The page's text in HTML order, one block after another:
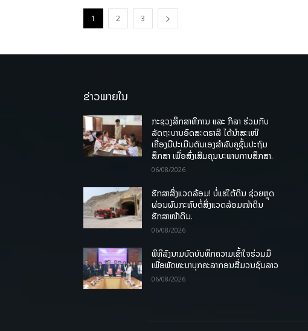
1 2 3
ຂ່າວພາຍໃນ
ກະຊວງສຶກສາທິການ ແລະ ກິລາ ຮ່ວມກັບ
ລັດຖະບານອົດສະຕຣາລີ ໄດ້ນຳສະເໜີ
ເຄື່ອງມືປະເມີນຕົນເອງສຳລັບຄູຊັ້ນປະຖົມ
ສຶກສາ ເພື່ອສົ່ງເສີມຄຸນນະພາບການສຶກສາ.
06/08/2026
ຮັກສາສິ່ງແວດລ້ອມ! ບໍ່ແຮ່ໃຕ້ດິນ ຊ່ວຍຫຼຸດ
ຜ່ອນຜົນກະທົບຕໍ່ສິ່ງແວດລ້ອມໜ້າດິນ
ຮັກສາໜ້າດິນ.
06/08/2026
ພິທີລົງນາມບົດບັນທຶກຄວາມເຂົ້າໃຈຮ່ວມມື
ເພື່ອພັດທະນາບຸກຄະລາກອນສື່ມວນຊົນລາວ
06/08/2026